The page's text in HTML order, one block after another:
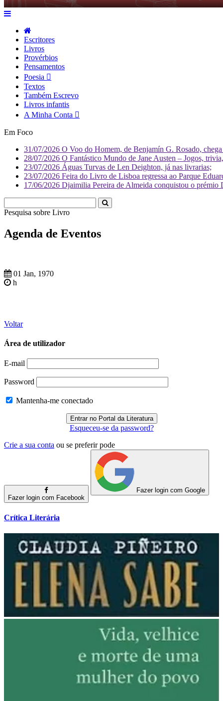
Escritores
Livros
Provérbios
Pensamentos
Poesia
Textos
Também Escrevo
Livros infantis
A Minha Conta
Em Foco
31/07/2026 O Voo do Homem, de Benjamín G. Rosado,
28/07/2026 O Fantástico Mundo de Jane Austen – Jogos,
23/07/2026 Águas Turvas de Len Deighton, já nas livrarias;
23/07/2026 Feira do Livro de Lisboa regressa ao Parque
17/06/2026 Djaimilia Pereira de Almeida conquistou o
Pesquisa sobre Li
Agenda de Eventos
01 Jan, 1970
h
Voltar
Área de utilizador
E-mail
Password
Mantenha-me conectado
Esqueceu-se da password?
Crie a sua conta ou se preferir pode
Fazer login com Facebook
Fazer login com Google
Crítica Literária